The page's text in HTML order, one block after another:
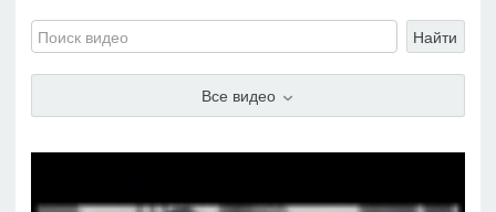
Найти
Все видео